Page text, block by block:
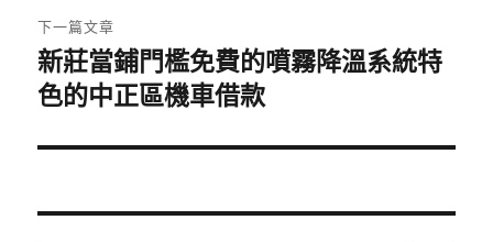
章:
下一篇文章
下
一
文
新莊當鋪門檻免費的噴霧降溫系統特
色的中正區機車借款